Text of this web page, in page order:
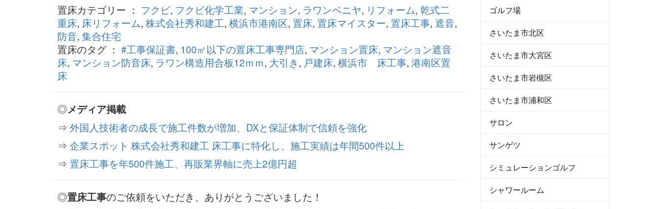
置床カテゴリー ： フクビ, フクビ化学工業, マンション, ラワンベニヤ, リフォーム, 乾式二
重床, 床リフォーム, 株式会社秀和建工, 横浜市港南区, 置床, 置床マイスター, 置床工事, 遮音,
防音, 集合住宅
置床のタグ ： #工事保証書, 100㎡以下の置床工事専門店, マンション置床, マンション遮音
床, マンション防音床, ラワン構造用合板12ｍｍ, 大引き, 戸建床, 横浜市 床工事, 港南区置
床
◎メディア掲載
⇒ 外国人技術者の成長で施工件数が増加、DXと保証体制で信頼を強化
⇒ 企業スポット 株式会社秀和建工 床工事に特化し、施工実績は年間500件以上
⇒ 置床工事を年500件施工、再販業界軸に売上2億円超
◎置床工事のご依頼をいただき、ありがとうございました！
ゴルフ場
さいたま市北区
さいたま市大宮区
さいたま市岩槻区
さいたま市浦和区
サロン
サンゲツ
シミュレーションゴルフ
シャワールーム